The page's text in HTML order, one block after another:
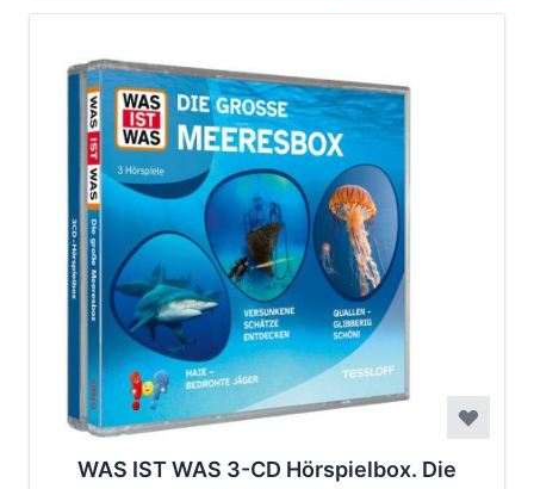
WAS IST WAS 3-CD Hörspielbox. Die